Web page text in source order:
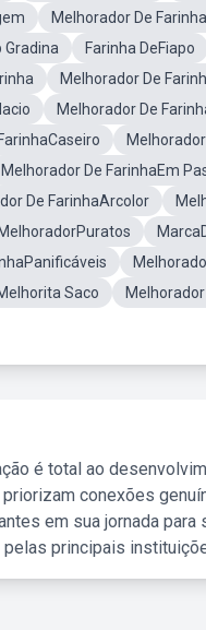
Melhorador De
Gradina Farinha DeFiapo
Melhorador De
Melhorador De
Melhorador De FarinhaEm
De FarinhaArcolor
MelhoradorPuratos
Saco
é total ao
conexões
em sua jornada
principais